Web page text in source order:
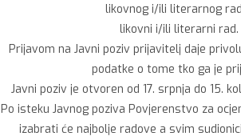
likovnog i/ili literarnog
likovni i/ili literarni rad.
Prijavom na Javni poziv prijavitelj daje
podatke o tome tko ga je
Javni poziv je otvoren od 17. srpnja do 15.
Po isteku Javnog poziva Povjerenstvo za
izabrati će najbolje radove a svim